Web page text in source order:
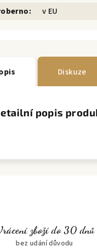
: v EU
zboží do 30 dnů
bez udání důvodu
Diskuze
popis